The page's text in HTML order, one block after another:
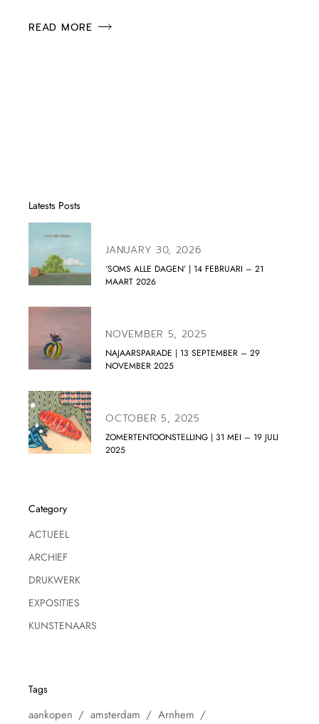
READ MORE
Latests Posts
JANUARY 30, 2026
‘SOMS ALLE DAGEN’ | 14 FEBRUARI – 21
MAART 2026
NOVEMBER 5, 2025
NAJAARSPARADE | 13 SEPTEMBER – 29
NOVEMBER 2025
OCTOBER 5, 2025
ZOMERTENTOONSTELLING | 31 MEI – 19 JULI
2025
Category
ACTUEEL
ARCHIEF
DRUKWERK
EXPOSITIES
KUNSTENAARS
Tags
aankopen amsterdam
Arnhem